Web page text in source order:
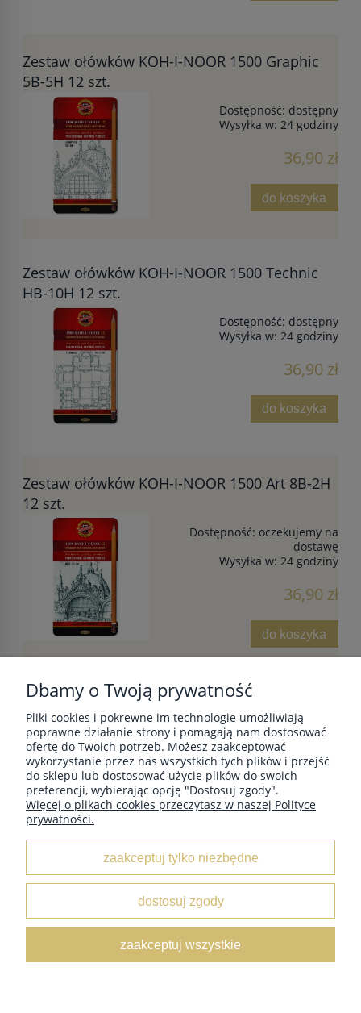
Zestaw ołówków KOH-I-NOOR 1500 Graphic
5B-5H 12 szt.
Dostępność: dostępny
Wysyłka w: 24 godziny
36,90 zł
do koszyka
Zestaw ołówków KOH-I-NOOR 1500 Technic
HB-10H 12 szt.
Dostępność: dostępny
Wysyłka w: 24 godziny
36,90 zł
do koszyka
Zestaw ołówków KOH-I-NOOR 1500 Art 8B-2H
12 szt.
Dostępność: oczekujemy na
dostawę
Wysyłka w: 24 godziny
36,90 zł
do koszyka
POMOC
MOJE KONTO
PŁATNOŚCI I DOSTAWA
O NAS
Dbamy o Twoją prywatność
Pliki cookies i pokrewne im technologie umożliwiają
poprawne działanie strony i pomagają nam dostosować
ofertę do Twoich potrzeb. Możesz zaakceptować
wykorzystanie przez nas wszystkich tych plików i przejść
do sklepu lub dostosować użycie plików do swoich
preferencji, wybierając opcję "Dostosuj zgody".
Więcej o plikach cookies przeczytasz w naszej Polityce
prywatności.
zaakceptuj tylko niezbędne
dostosuj zgody
zaakceptuj wszystkie